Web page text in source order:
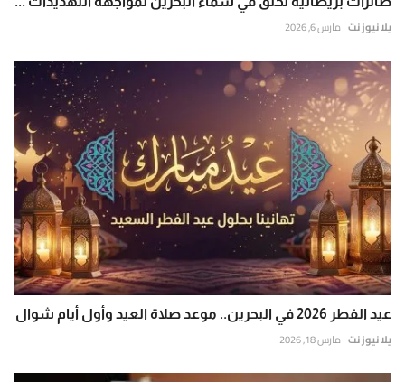
يلا نيوز نت مارس 6, 2026
عيد الفطر 2026 في البحرين.. موعد صلاة العيد وأول أيام شوال
يلا نيوز نت مارس 18, 2026